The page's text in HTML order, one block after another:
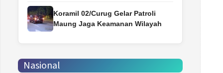
Koramil 02/Curug Gelar Patroli
Maung Jaga Keamanan Wilayah
Nasional